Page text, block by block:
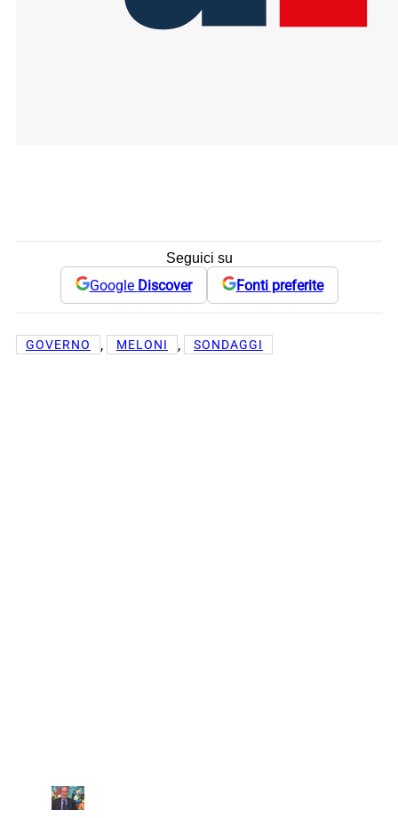
Seguici su
Google Discover Fonti preferite
GOVERNO , MELONI , SONDAGGI